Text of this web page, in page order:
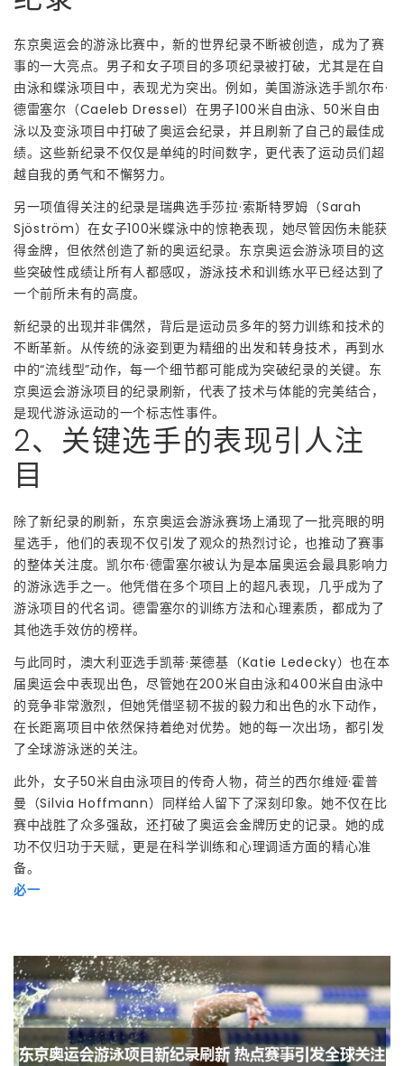
东京奥运会的游泳比赛中，新的世界纪录不断被创造，成为了赛
事的一大亮点。男子和女子项目的多项纪录被打破，尤其是在自
由泳和蝶泳项目中，表现尤为突出。例如，美国游泳选手凯尔布·
德雷塞尔（Caeleb Dressel）在男子100米自由泳、50米自由
泳以及变泳项目中打破了奥运会纪录，并且刷新了自己的最佳成
绩。这些新纪录不仅仅是单纯的时间数字，更代表了运动员们超
越自我的勇气和不懈努力。
另一项值得关注的纪录是瑞典选手莎拉·索斯特罗姆（Sarah
Sjöström）在女子100米蝶泳中的惊艳表现，她尽管因伤未能获
得金牌，但依然创造了新的奥运纪录。东京奥运会游泳项目的这
些突破性成绩让所有人都感叹，游泳技术和训练水平已经达到了
一个前所未有的高度。
新纪录的出现并非偶然，背后是运动员多年的努力训练和技术的
不断革新。从传统的泳姿到更为精细的出发和转身技术，再到水
中的“流线型”动作，每一个细节都可能成为突破纪录的关键。东
京奥运会游泳项目的纪录刷新，代表了技术与体能的完美结合，
是现代游泳运动的一个标志性事件。
2、关键选手的表现引人注
目
除了新纪录的刷新，东京奥运会游泳赛场上涌现了一批亮眼的明
星选手，他们的表现不仅引发了观众的热烈讨论，也推动了赛事
的整体关注度。凯尔布·德雷塞尔被认为是本届奥运会最具影响力
的游泳选手之一。他凭借在多个项目上的超凡表现，几乎成为了
游泳项目的代名词。德雷塞尔的训练方法和心理素质，都成为了
其他选手效仿的榜样。
与此同时，澳大利亚选手凯蒂·莱德基（Katie Ledecky）也在本
届奥运会中表现出色，尽管她在200米自由泳和400米自由泳中
的竞争非常激烈，但她凭借坚韧不拔的毅力和出色的水下动作，
在长距离项目中依然保持着绝对优势。她的每一次出场，都引发
了全球游泳迷的关注。
此外，女子50米自由泳项目的传奇人物，荷兰的西尔维娅·霍普
曼（Silvia Hoffmann）同样给人留下了深刻印象。她不仅在比
赛中战胜了众多强敌，还打破了奥运会金牌历史的记录。她的成
功不仅归功于天赋，更是在科学训练和心理调适方面的精心准
备。
必一